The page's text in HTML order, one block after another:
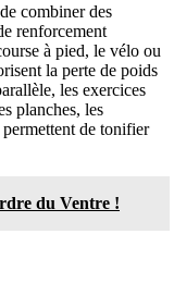
combiner des
renforcement
à pied, le vélo ou
la perte de poids
les exercices
planches, les
de tonifier
du Ventre !